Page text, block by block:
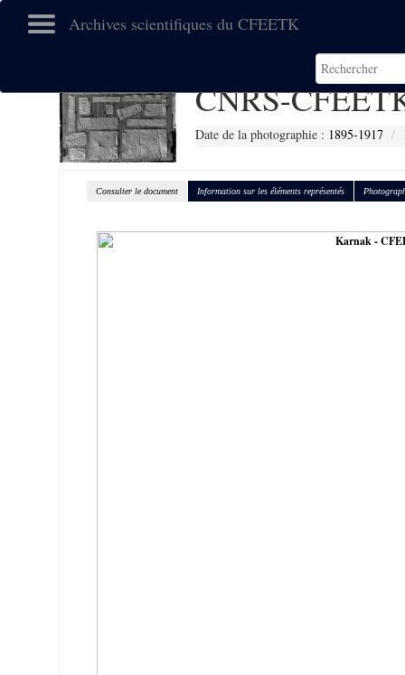
Archives scientifiques du CFEETK
CNRS-
Date de la photographie : 1895-1917
Consulter le document Information sur les éléments représentés